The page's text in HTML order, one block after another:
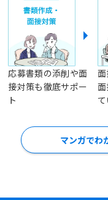
応募書類の添削や面
接対策も徹底サポー
ト
面
マンガでわ